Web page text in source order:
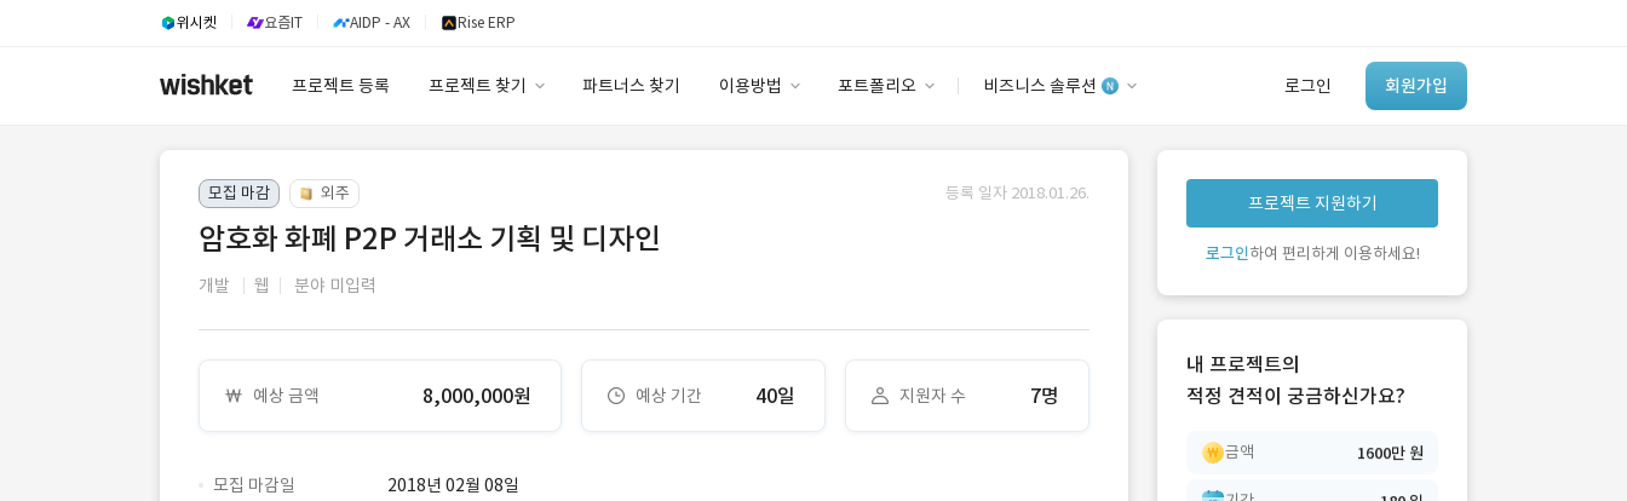
위시켓 요즘IT AIDP - AX Rise ERP
프로젝트 등록 프로젝트 찾기 파트너스 찾기 이용방법 포트폴리오 비즈니스 솔루션 로그인 회원가입
안심 코드 케어
유사사례 검색 AI
‘이런 거’ 만들어본
개발 회사 있어?
모집 마감 외주 등록 일자 2018.01.26.
암호화 화폐 P2P 거래소 기획 및 디자인
개발 웹 분야 미입력
예상 금액 8,000,000원 예상 기간 40일 지원자 수 7명
모집 마감일 2018년 02월 08일
프로젝트 지원하기
로그인하여 편리하게 이용하세요!
내 프로젝트의
적정 견적이 궁금하신가요?
금액
1600만 원